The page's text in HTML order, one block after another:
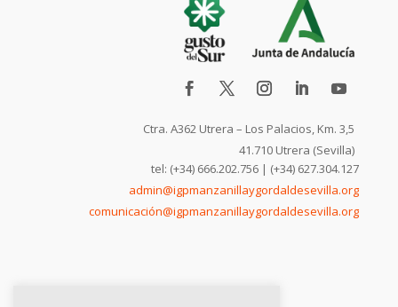
Ctra. A362 Utrera – Los Palacios, Km. 3,5
41.710 Utrera (Sevilla)
tel: (+34) 666.202.756 | (+34) 627.304.127
admin@igpmanzanillaygordaldesevilla.org
comunicación@igpmanzanillaygordaldesevilla.org